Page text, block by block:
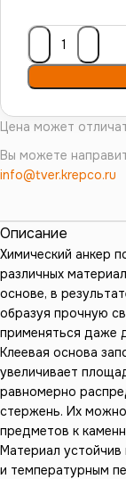
Цена может
Вы можете
info@tver.krepco.ru
Описание
Химический анкер
различных
основе, в
образуя прочную
применяться даже
Клеевая основа
увеличивает
равномерно
стержень. Их
предметов к
Материал
и температурным